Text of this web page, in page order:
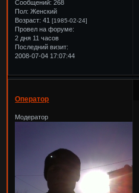
Сообщений: 268
Пол: Женский
Возраст: 41[1985-02-24]
Провел на форуме:
2 дня 11 часов
Последний визит:
2008-07-04 17:07:44
Оператор
Модератор